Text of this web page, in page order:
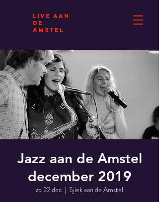
Live AAN
DE
AMSTEL
Jazz aan de Amstel
december 2019
zo 22 dec
  |
Sjiek aan de Amstel